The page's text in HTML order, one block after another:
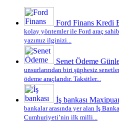
Ford Finans Kredi
kolay yöntemler ile Ford araç
yazımız ilginizi...
Senet Ödeme
unsurlarından biri şüphesiz
ödeme araçlarıdır. Taksitler...
İş bankası
bankalar arasında yer alan İş
Cumhuriyeti’nin ilk milli...